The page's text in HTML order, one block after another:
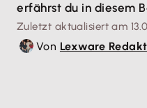
erfährst du in diesem
Zuletzt aktualisiert am
Von Lexware